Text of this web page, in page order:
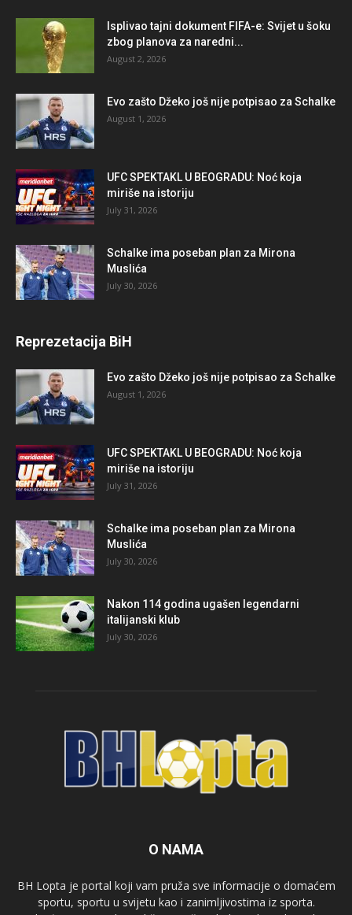
Isplivao tajni dokument FIFA-e: Svijet u šoku
zbog planova za naredni...
August 2, 2026
Evo zašto Džeko još nije potpisao za Schalke
August 1, 2026
UFC SPEKTAKL U BEOGRADU: Noć koja
miriše na istoriju
July 31, 2026
Schalke ima poseban plan za Mirona
Muslića
July 30, 2026
Reprezetacija BiH
Evo zašto Džeko još nije potpisao za Schalke
August 1, 2026
UFC SPEKTAKL U BEOGRADU: Noć koja
miriše na istoriju
July 31, 2026
Schalke ima poseban plan za Mirona
Muslića
July 30, 2026
Nakon 114 godina ugašen legendarni
italijanski klub
July 30, 2026
O NAMA
BH Lopta je portal koji vam pruža sve informacije o domaćem
sportu, sportu u svijetu kao i zanimljivostima iz sporta.